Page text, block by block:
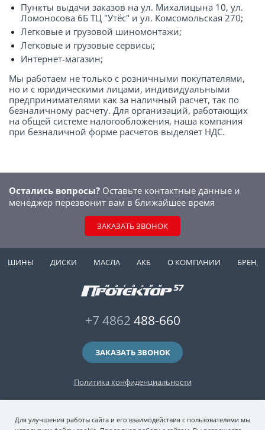
Пункты выдачи заказов на ул. Михалицына 10, ул.
Ломоносова 6Б ТЦ "Утёс" и ул. Комсомольская 270;
Легковые и грузовой шиномонтажи;
Легковые и грузовые сервисы;
Интернет-магазин;
Мы работаем не только с розничными покупателями,
но и с юридическими лицами, индивидуальными
предпринимателями как за наличный расчет, так по
безналичному расчету. Для организаций, работающих
на общей системе налогообложения, наша компания
при безналичной форме расчетов выделяет НДС.
Остались вопросы? Оставьте контактные данные и
менеджер перезвонит вам в ближайшее время
ЗАКАЗАТЬ ЗВОНОК
ШИНЫ ДИСКИ МАСЛА АКБ О КОМПАНИИ
Политика конфиденциальности
+7 4862 488-660
ЗАКАЗАТЬ ЗВОНОК
2006-2026 © интернет-магазин "Протектор 57" — автомобильные шины
(зимние и летние шины), колесные диски, шиномонтаж и хранение шин.
Для улучшения работы сайта и его взаимодействия с пользователями мы